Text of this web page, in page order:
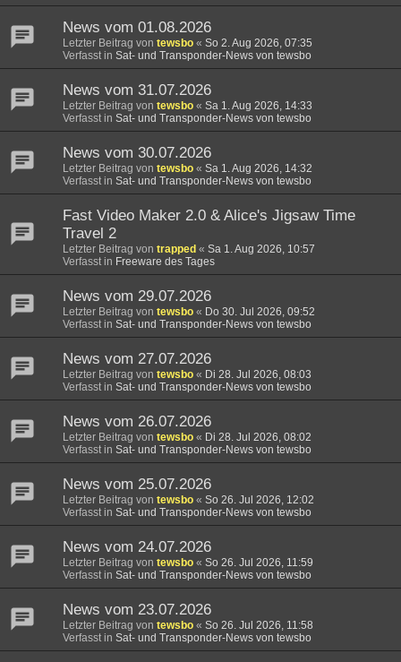
News vom 01.08.2026
Letzter Beitrag von tewsbo « So 2. Aug 2026, 07:35
Verfasst in Sat- und Transponder-News von tewsbo
News vom 31.07.2026
Letzter Beitrag von tewsbo « Sa 1. Aug 2026, 14:33
Verfasst in Sat- und Transponder-News von tewsbo
News vom 30.07.2026
Letzter Beitrag von tewsbo « Sa 1. Aug 2026, 14:32
Verfasst in Sat- und Transponder-News von tewsbo
Fast Video Maker 2.0 & Alice's Jigsaw Time
Travel 2
Letzter Beitrag von trapped « Sa 1. Aug 2026, 10:57
Verfasst in Freeware des Tages
News vom 29.07.2026
Letzter Beitrag von tewsbo « Do 30. Jul 2026, 09:52
Verfasst in Sat- und Transponder-News von tewsbo
News vom 27.07.2026
Letzter Beitrag von tewsbo « Di 28. Jul 2026, 08:03
Verfasst in Sat- und Transponder-News von tewsbo
News vom 26.07.2026
Letzter Beitrag von tewsbo « Di 28. Jul 2026, 08:02
Verfasst in Sat- und Transponder-News von tewsbo
News vom 25.07.2026
Letzter Beitrag von tewsbo « So 26. Jul 2026, 12:02
Verfasst in Sat- und Transponder-News von tewsbo
News vom 24.07.2026
Letzter Beitrag von tewsbo « So 26. Jul 2026, 11:59
Verfasst in Sat- und Transponder-News von tewsbo
News vom 23.07.2026
Letzter Beitrag von tewsbo « So 26. Jul 2026, 11:58
Verfasst in Sat- und Transponder-News von tewsbo